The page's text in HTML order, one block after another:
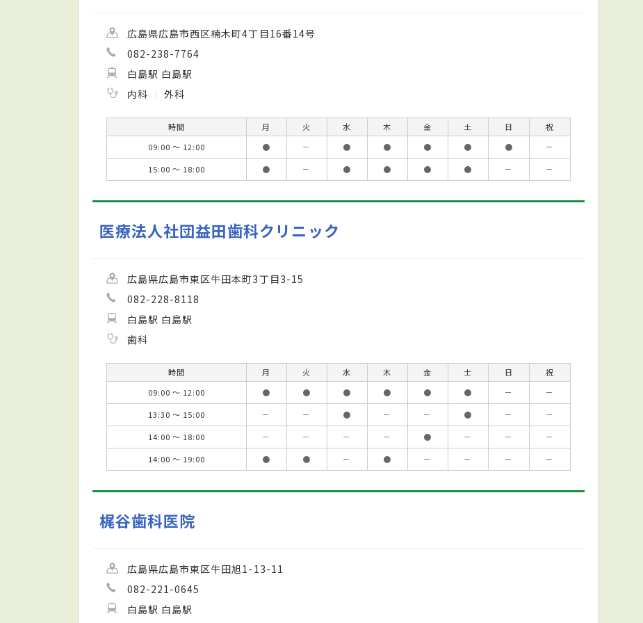
広島県広島市西区楠木町4丁目16番14号
082-238-7764
白島駅 白島駅
内科
外科
時間 月 火 水 木 金 土 日
祝
09:00 ～ 12:00
● － ● ● ● ● ●
－
15:00 ～ 18:00
● － ● ● ● ● － －
医療法人社団益田歯科クリニック
広島県広島市東区牛田本町3丁目3-15
082-228-8118
白島駅 白島駅
歯科
時間 月 火 水 木 金 土 日
祝
09:00 ～ 12:00
● ● ● ● ● ● －
－
13:30 ～ 15:00
－ － ● － － ● －
－
14:00 ～ 18:00
－ － － － ● － －
－
14:00 ～ 19:00
● ● － ● － － － －
梶谷歯科医院
広島県広島市東区牛田旭1-13-11
082-221-0645
白島駅 白島駅